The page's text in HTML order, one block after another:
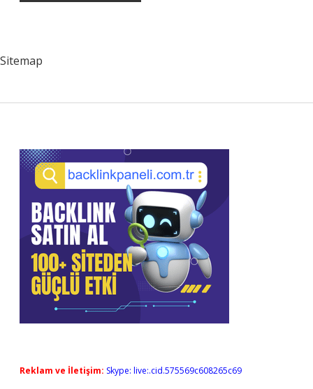
Sitemap
Sidebar
Reklam ve İletişim: Skype: live:.cid.575569c608265c69